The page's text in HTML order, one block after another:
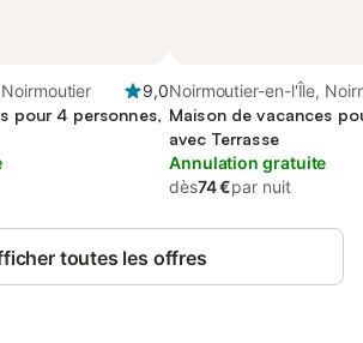
9,0
pour 4 personnes,
Noirmoutier-en-l'Île,
Maison de vacances
avec Terrasse
Annulation gratuite
dès74 €par nuit
toutes les offres